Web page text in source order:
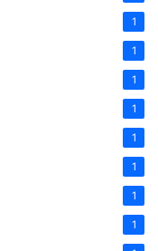
1
1
1
1
1
1
1
1